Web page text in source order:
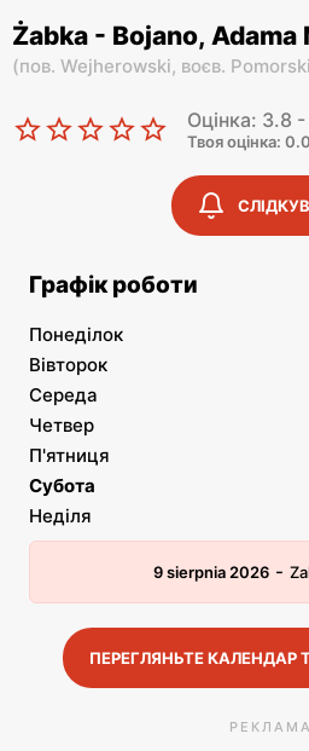
Żabka - Bojano,
(пов. Wejherowski, воєв.
Оцінка: 3.8
Твоя оцінка: 0.0
Графік роботи
Понеділок
Вівторок
Середа
Четвер
П'ятниця
Субота
Неділя
9 sierpnia 2026 -
ПЕРЕГЛЯНЬТЕ КАЛЕНДАР
РЕКЛАМА